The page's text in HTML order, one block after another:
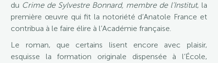
du Crime de Sylvestre Bonnard, membre de l’Institut, la
première œuvre qui fit la notoriété d’Anatole France et
contribua à le faire élire à l’Académie française.
Le roman, que certains lisent encore avec plaisir,
esquisse la formation originale dispensée à l’École,